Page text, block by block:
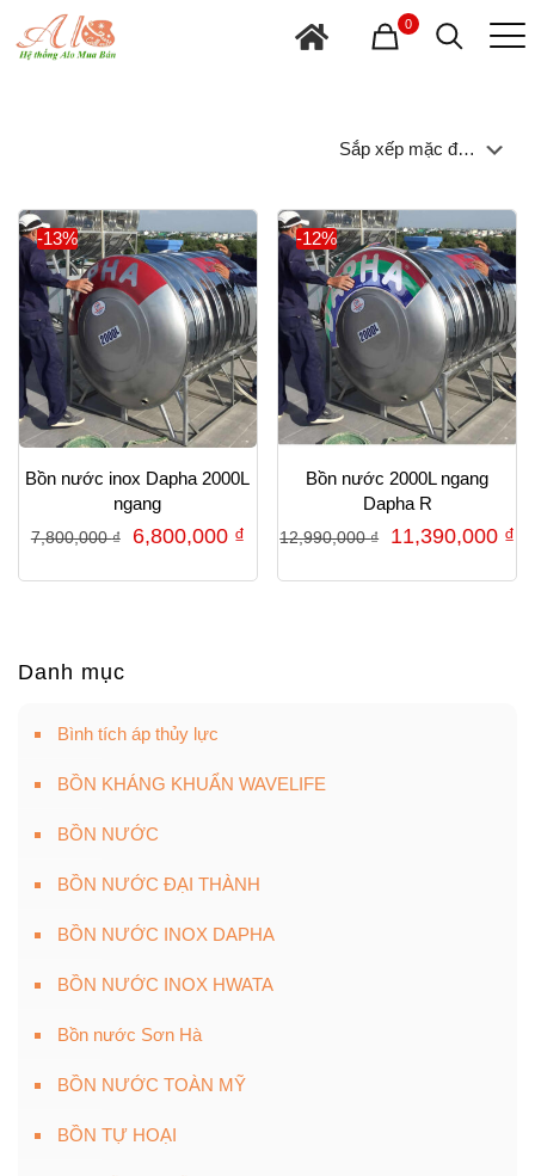
0
-13%
Bồn nước inox Dapha 2000L
ngang
7,800,000₫
Giá
6,800,000 ₫Giá
-12%
Bồn nước 2000L ngang
Dapha R
12,990,000₫
Giá
11,390,000 ₫
Danh mục
Bình tích áp thủy lực
BỒN KHÁNG KHUẨN WAVELIFE
BỒN NƯỚC
BỒN NƯỚC ĐẠI THÀNH
BỒN NƯỚC INOX DAPHA
BỒN NƯỚC INOX HWATA
Bồn nước Sơn Hà
BỒN NƯỚC TOÀN MỸ
BỒN TỰ HOẠI